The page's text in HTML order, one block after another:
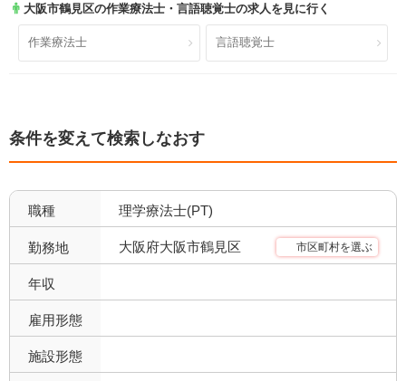
就業時間・休日が魅力 土日休み
日祝休み 7 土日祝休み 6
年間休日120日以上 5
福利厚生充実 41 社会保険完備 30
昇給あり 退職金あり
寮あり 2
試用期間有
大阪市鶴見区の作業療法士・言語聴覚士の求人を見に行く
作業療法士 言語聴覚士
条件を変えて検索しなおす
職種 理学療法士(PT)
勤務地 大阪府大阪市鶴見区 市区町村を選ぶ
年収
雇用形態
施設形態